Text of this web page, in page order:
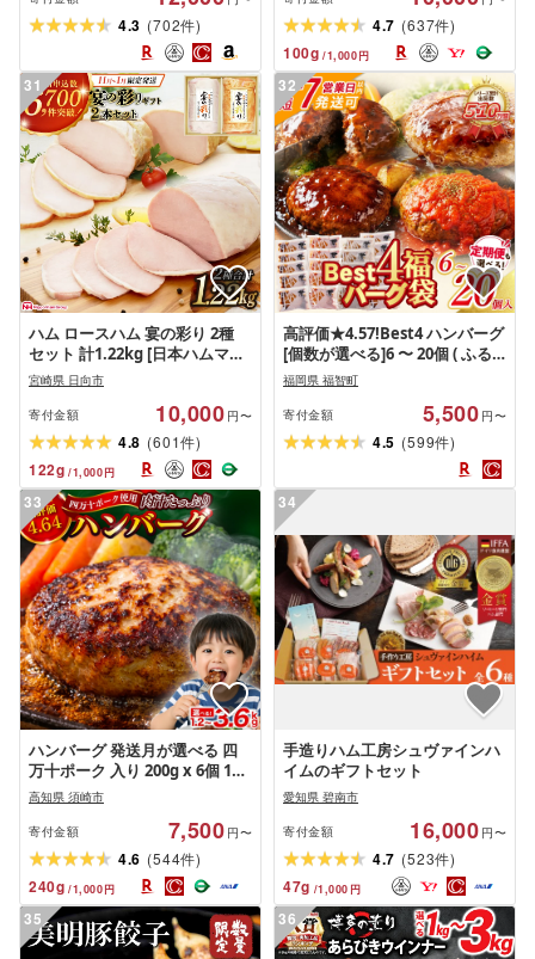
4.3 (702件)
ハンバーグ(110g×8個) ソース(8
袋)セット〜ハンバーグ
(110g×20個) ソース(20袋)
4.7 (637件)
100g /1,000円
31
ハム ロースハム 宴の彩り 2種
セット 計1.22kg [日本ハムマー
ケティング 宮崎県 日向市
452060590] ふるさと納税 ハム
1kg 1キロ 以上 日本ハム ギフト
贈答 スモーク 豚肉 詰め合わせ
冷蔵 詰合せ ニッポンハム ホワ
イトロースハム
宮崎県 日向市
寄付金額 10,000 円〜
4.8 (601件)
122g /1,000円
32
高評価★4.57!Best4 ハンバーグ
[個数が選べる]6 〜 20個 ( ふる
さと納税 ハンバーグ 温めるだ
け ハンバーグ 4種 デミグラス
てりやき ジャポネ トマト ふる
さと 人気 ランキング 博多若杉
最短発送 送料無料 )
福岡県 福智町
寄付金額 5,500 円〜
4.5 (599件)
33
ハンバーグ 発送月が選べる 四
万十ポーク 入り 200g x 6個 12
個18個 選べる容量 個包装 牛肉
合挽きジューシー 肉汁 ブラン
ド 豚 冷凍 おかず 手軽 お弁当 つ
まみ 夕食 ご飯 ディナー 贈り物
ギフトポーク 高知県 須崎市 ふ
るさと納税
高知県 須崎市
寄付金額 7,500 円〜
4.6 (544件)
240g /1,000円
34
手造りハム工房シュヴァインハ
イムのギフトセット
愛知県 碧南市
寄付金額 16,000 円〜
4.7 (523件)
47g /1,000 円
35 36